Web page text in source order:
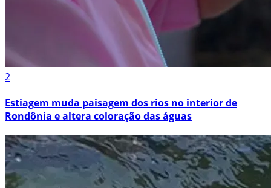
2
Estiagem muda paisagem dos rios no interior de
Rondônia e altera coloração das águas